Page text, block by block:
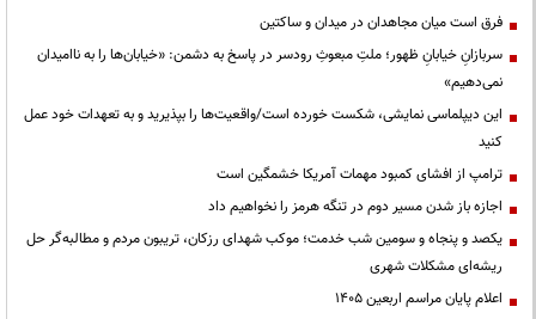
فرق است میان مجاهدان در میدان و ساکتین
سربازانِ خیابانِ ظهور؛ ملتِ مبعوثِ رودسر در پاسخ به دشمن: «خیابان‌ها را به ناامیدان
نمی‌دهیم»
این دیپلماسی نمایشی، شکست خورده است/واقعیت‌ها را بپذیرید و به تعهدات خود عمل
کنید
ترامپ از افشای کمبود مهمات آمریکا خشمگین است
اجازه باز شدن مسیر دوم در تنگه هرمز را نخواهیم داد
یکصد و پنجاه و سومین شب خدمت؛ موکب شهدای رزکان، تریبون مردم و مطالبه‌گر حل
ریشه‌ای مشکلات شهری
اعلام پایان مراسم اربعین ۱۴۰۵